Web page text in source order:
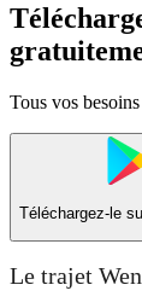
Tous vos
Téléchargez-le
Le trajet